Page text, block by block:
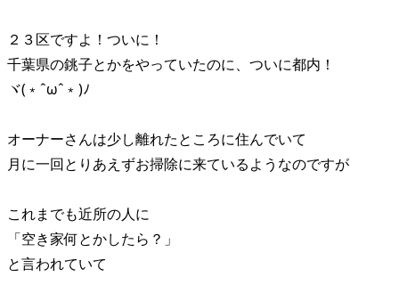
２３区ですよ！ついに！
千葉県の銚子とかをやっていたのに、ついに都内！
ヾ(﹡ˆωˆ﹡)ﾉ
オーナーさんは少し離れたところに住んでいて
月に一回とりあえずお掃除に来ているようなのですが
これまでも近所の人に
「空き家何とかしたら？」
と言われていて